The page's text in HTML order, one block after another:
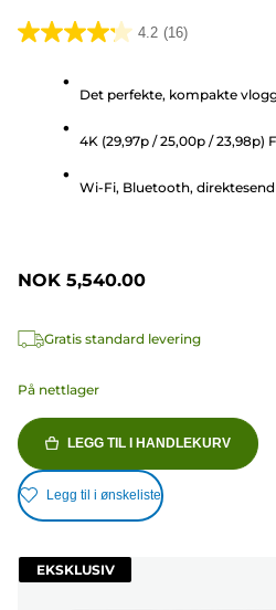
4.2 (16)
4.2
stjerner.
omtaler
Det perfekte, kompakte
4K (29,97p / 25,00p / 23,98p)
Wi-Fi, Bluetooth,
NOK 5,540.00
Gratis standard levering
På nettlager
LEGG TIL I HANDLEKURV
Legg til i ønskeliste
EKSKLUSIV